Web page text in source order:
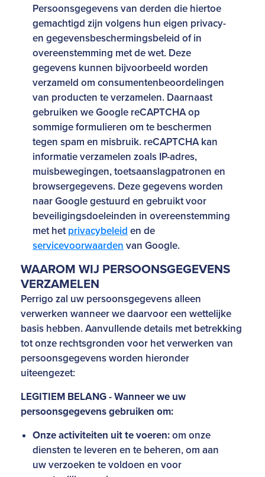
Persoonsgegevens van derden die hiertoe
gemachtigd zijn volgens hun eigen privacy-
en gegevensbeschermingsbeleid of in
overeenstemming met de wet. Deze
gegevens kunnen bijvoorbeeld worden
verzameld om consumentenbeoordelingen
van producten te verzamelen. Daarnaast
gebruiken we Google reCAPTCHA op
sommige formulieren om te beschermen
tegen spam en misbruik. reCAPTCHA kan
informatie verzamelen zoals IP-adres,
muisbewegingen, toetsaanslagpatronen en
browsergegevens. Deze gegevens worden
naar Google gestuurd en gebruikt voor
beveiligingsdoeleinden in overeenstemming
met hetprivacybeleid en de
servicevoorwaarden van Google.
WAAROM WIJ PERSOONSGEGEVENS
VERZAMELEN
Perrigo zal uw persoonsgegevens alleen
verwerken wanneer we daarvoor een wettelijke
basis hebben. Aanvullende details met betrekking
tot onze rechtsgronden voor het verwerken van
persoonsgegevens worden hieronder
uiteengezet:
LEGITIEM BELANG - Wanneer we uw
persoonsgegevens gebruiken om:
Onze activiteiten uit te voeren:om onze
diensten te leveren en te beheren, om aan
uw verzoeken te voldoen en voor